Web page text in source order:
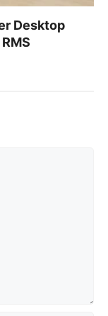
Desktop